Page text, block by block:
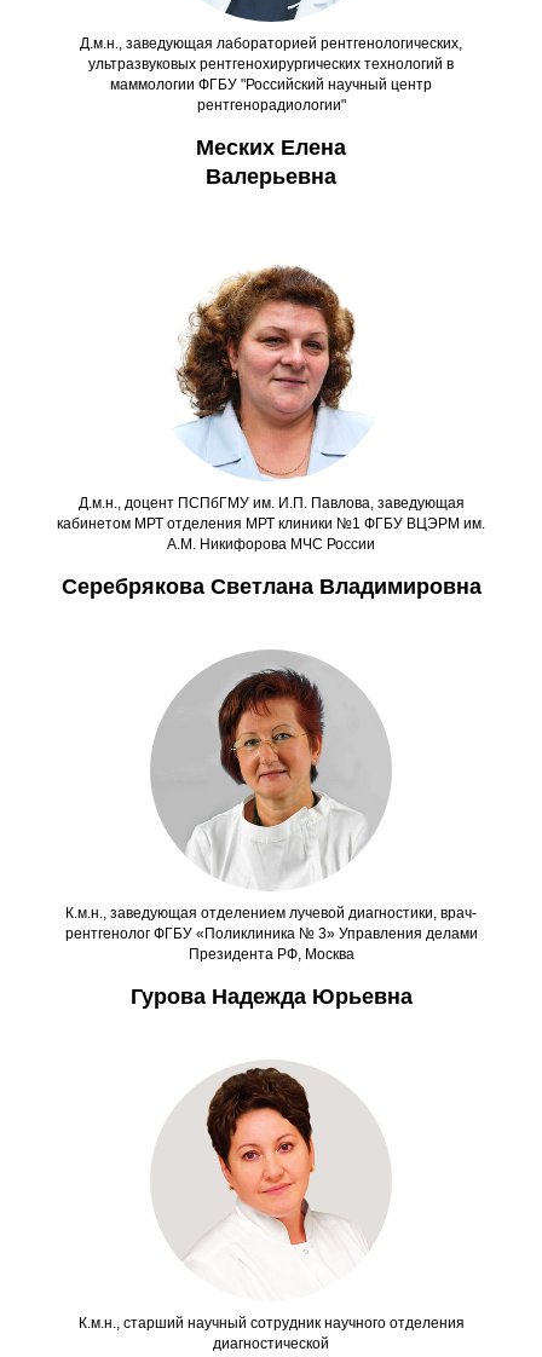
Д.м.н., заведующая лабораторией рентгенологических,
ультразвуковых рентгенохирургических технологий в
маммологии ФГБУ "Российский научный центр
рентгенорадиологии"
Меских Елена
Валерьевна
Д.м.н., доцент ПСПбГМУ им. И.П. Павлова, заведующая
кабинетом МРТ отделения МРТ клиники №1 ФГБУ ВЦЭРМ им.
А.М. Никифорова МЧС России
Серебрякова Светлана Владимировна
К.м.н., заведующая отделением лучевой диагностики, врач-
рентгенолог ФГБУ «Поликлиника № 3» Управления делами
Президента РФ, Москва
Гурова Надежда Юрьевна
К.м.н., старший научный сотрудник научного отделения
диагностической